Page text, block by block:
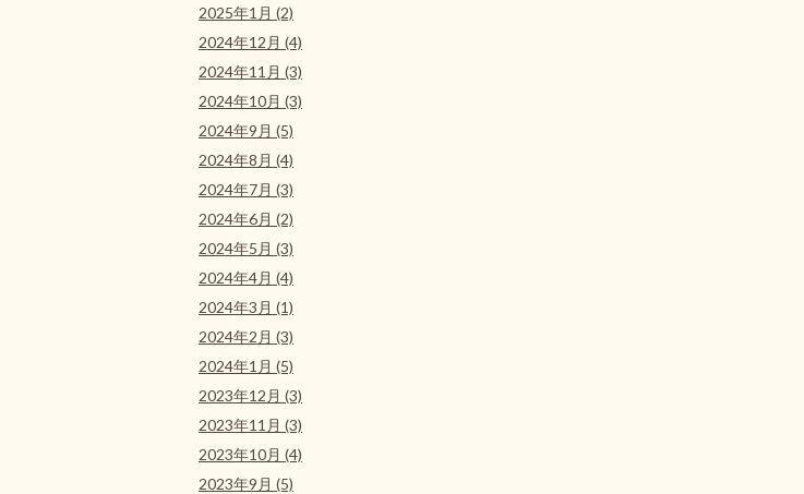
2025年1月 (2)
2024年12月 (4)
2024年11月 (3)
2024年10月 (3)
2024年9月 (5)
2024年8月 (4)
2024年7月 (3)
2024年6月 (2)
2024年5月 (3)
2024年4月 (4)
2024年3月 (1)
2024年2月 (3)
2024年1月 (5)
2023年12月 (3)
2023年11月 (3)
2023年10月 (4)
2023年9月 (5)